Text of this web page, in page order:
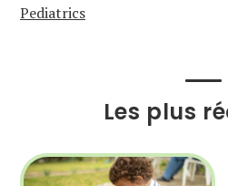
Pediatrics
Les plus